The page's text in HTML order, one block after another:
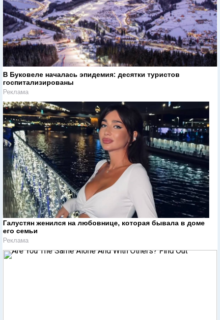
В Буковеле началась эпидемия: десятки туристов
госпитализированы
Реклама
Галустян женился на любовнице, которая бывала в доме
его семьи
Реклама